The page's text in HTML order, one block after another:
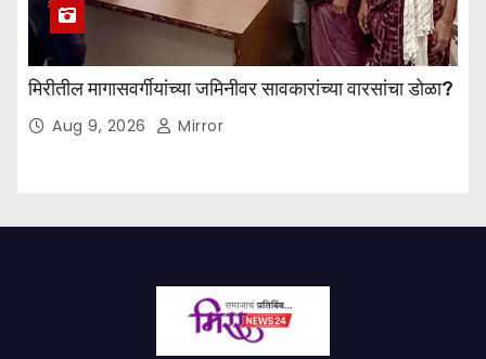
मिरीतील मागासवर्गीयांच्या जमिनीवर सावकारांच्या वारसांचा डोळा?
Aug 9, 2026 Mirror